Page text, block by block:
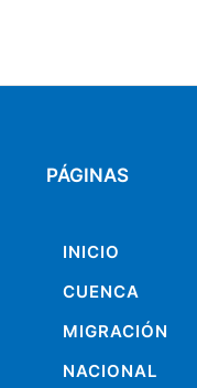
PÁGINAS
INICIO
CUENCA
MIGRACIÓN
NACIONAL